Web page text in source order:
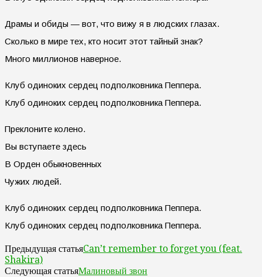
Драмы и обиды — вот, что вижу я в людских глазах.
Сколько в мире тех, кто носит этот тайный знак?
Много миллионов наверное.
Клуб одиноких сердец подполковника Пеппера.
Клуб одиноких сердец подполковника Пеппера.
Преклоните колено.
Вы вступаете здесь
В Орден обыкновенных
Чужих людей.
Клуб одиноких сердец подполковника Пеппера.
Клуб одиноких сердец подполковника Пеппера.
Предыдущая статьяCan’t remember to forget you (feat.
Shakira)
Следующая статьяМалиновый звон